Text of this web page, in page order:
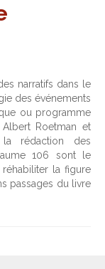
narratifs dans le
des événements
ou programme
Roetman et
la rédaction des
106 sont le
la figure
passages du livre